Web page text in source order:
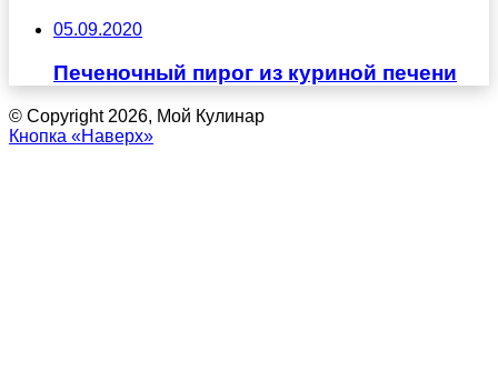
05.09.2020
Печеночный пирог из куриной печени
© Copyright 2026, Мой Кулинар
Кнопка «Наверх»